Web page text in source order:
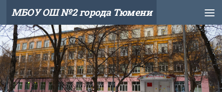
Skip to content
МБОУ ОШ №2 города Тюмени